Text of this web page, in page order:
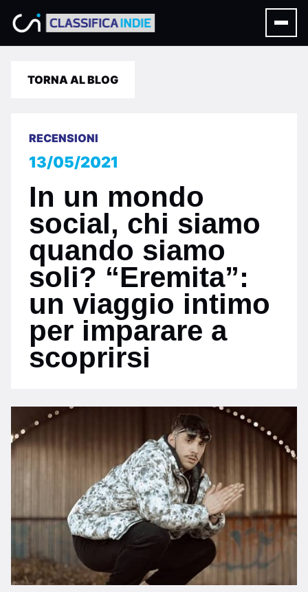
TORNA AL BLOG
RECENSIONI
13/05/2021
In un mondo
social, chi siamo
quando siamo
soli? “Eremita”:
un viaggio intimo
per imparare a
scoprirsi